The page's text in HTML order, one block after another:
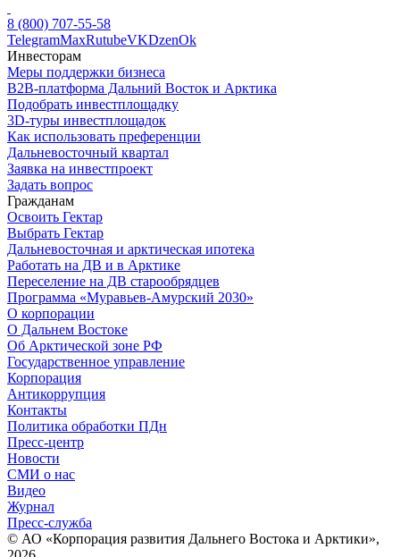
8 (800) 707-55-58
TelegramMaxRutubeVKDzenOk
Инвесторам
Меры поддержки бизнеса
B2B-платформа Дальний Восток и Арктика
Подобрать инвестплощадку
3D-туры инвестплощадок
Как использовать преференции
Дальневосточный квартал
Заявка на инвестпроект
Задать вопрос
Гражданам
Освоить Гектар
Выбрать Гектар
Дальневосточная и арктическая ипотека
Работать на ДВ и в Арктике
Переселение на ДВ старообрядцев
Программа «Муравьев-Амурский 2030»
О корпорации
О Дальнем Востоке
Об Арктической зоне РФ
Государственное управление
Корпорация
Антикоррупция
Контакты
Политика обработки ПДн
Пресс-центр
Новости
СМИ о нас
Видео
Журнал
Пресс-служба
© АО «Корпорация развития Дальнего Востока и Арктики»,